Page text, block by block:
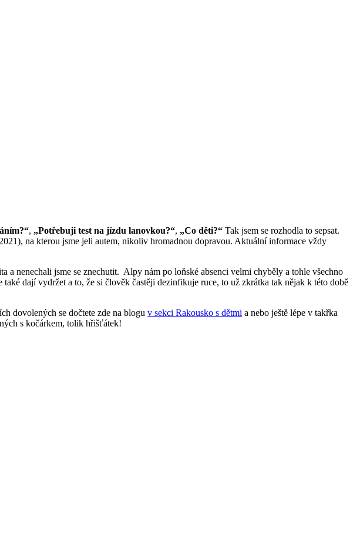
, „Potřebuji test na jízdu lanovkou?“, „Co děti?“ Tak jsem se rozhodla to sepsat.
na kterou jsme jeli autem, nikoliv hromadnou dopravou. Aktuální informace vždy
a nenechali jsme se znechutit. Alpy nám po loňské absenci velmi chyběly a tohle všechno
dají vydržet a to, že si člověk častěji dezinfikuje ruce, to už zkrátka tak nějak k této době
dovolených se dočtete zde na blogu v sekci Rakousko s dětmi a nebo ještě lépe v takřka
s kočárkem, tolik hřišťátek!